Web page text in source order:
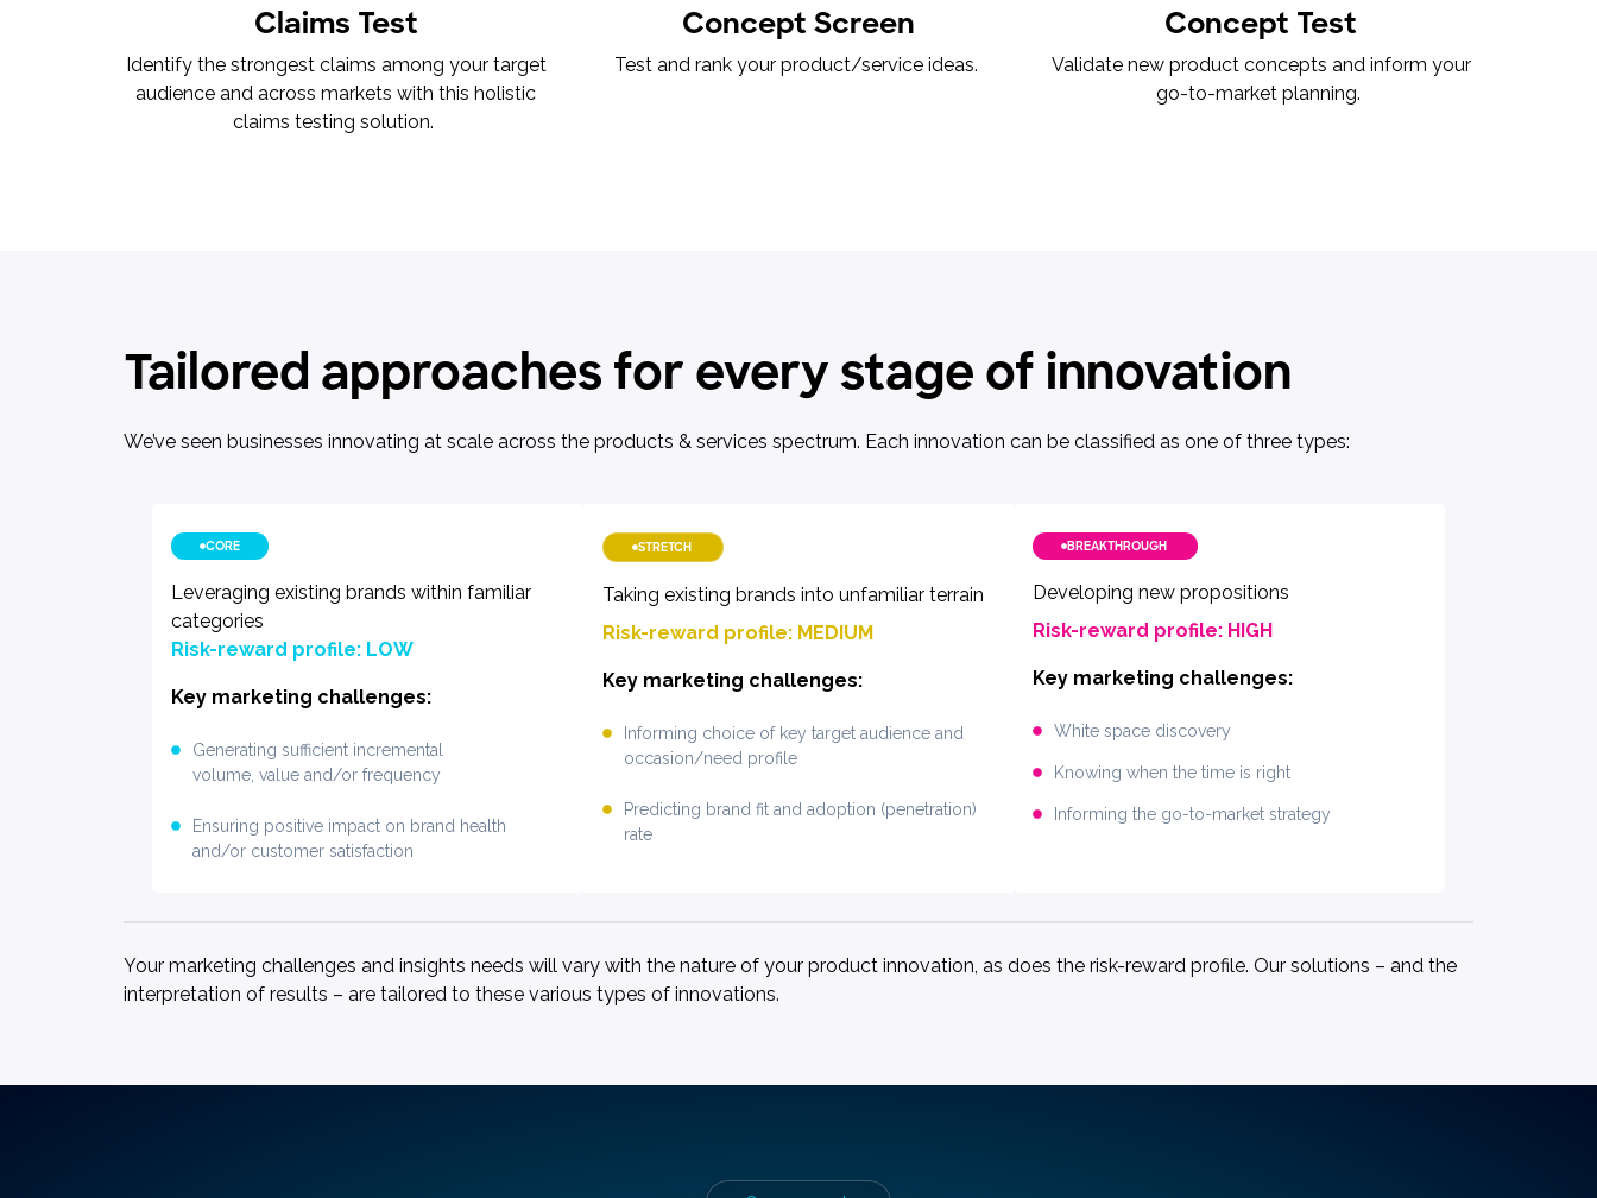
Claims Test
Identify the strongest claims among your target
audience and across markets with this holistic
claims testing solution.
Concept Screen
Test and rank your product/service ideas.
Concept Test
Validate new product concepts and inform your
go-to-market planning.
Tailored approaches for every stage of innovation
We’ve seen businesses innovating at scale across the products & services spectrum. Each innovation can be classified as one of three types:
CORE
Leveraging existing brands within familiar
categories
Risk-reward profile: LOW
Key marketing challenges:
Generating sufficient incremental
volume, value and/or frequency
Ensuring positive impact on brand health
and/or customer satisfaction
STRETCH
Taking existing brands into unfamiliar terrain
Risk-reward profile: MEDIUM
Key marketing challenges:
Informing choice of key target audience and
occasion/need profile
Predicting brand fit and adoption (penetration)
rate
BREAKTHROUGH
Developing new propositions
Risk-reward profile: HIGH
Key marketing challenges:
White space discovery
Knowing when the time is right
Informing the go-to-market strategy
Your marketing challenges and insights needs will vary with the nature of your product innovation, as does the risk-reward profile. Our solutions – and the
interpretation of results – are tailored to these various types of innovations.